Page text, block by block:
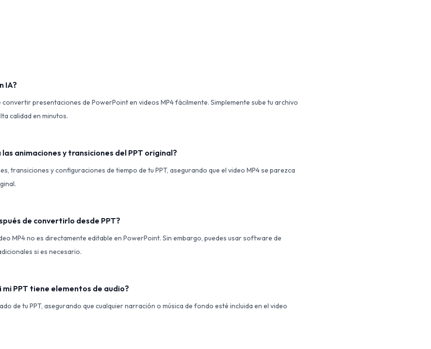
IA?
presentaciones de PowerPoint en videos MP4 fácilmente. Simplemente sube tu archivo
calidad en minutos.
animaciones y transiciones del PPT original?
transiciones y configuraciones de tiempo de tu PPT, asegurando que el video MP4 se parezca
de convertirlo desde PPT?
MP4 no es directamente editable en PowerPoint. Sin embargo, puedes usar software de
si es necesario.
mi PPT tiene elementos de audio?
de tu PPT, asegurando que cualquier narración o música de fondo esté incluida en el video